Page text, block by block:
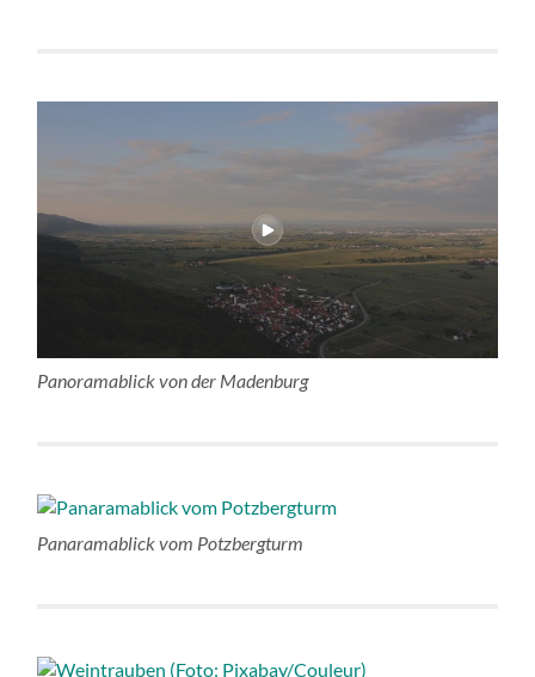
Panoramablick von der Madenburg
Panaramablick vom Potzbergturm